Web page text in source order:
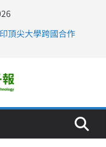
頂尖大學跨國合作
校收穫豐
培育護理尖兵
大學第5名 辦學實力再